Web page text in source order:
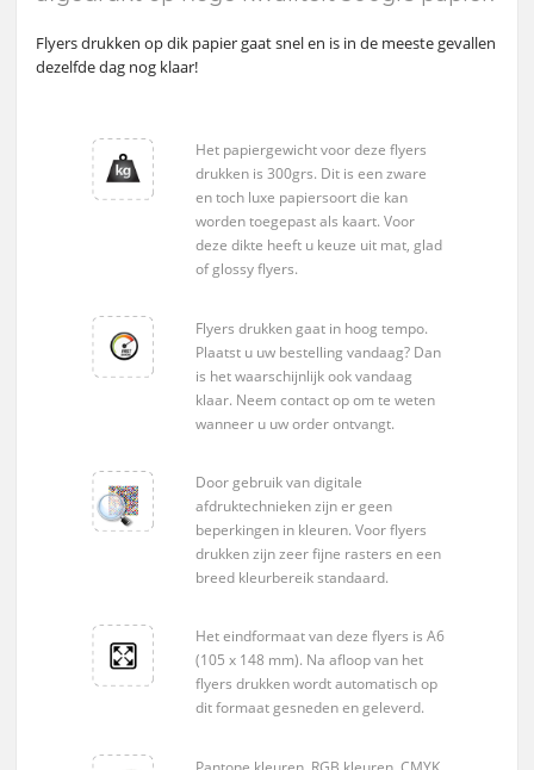
Flyers drukken op dik papier gaat snel en is in de meeste gevallen
dezelfde dag nog klaar!
Het papiergewicht voor deze flyers
drukken is 300grs. Dit is een zware
en toch luxe papiersoort die kan
worden toegepast als kaart. Voor
deze dikte heeft u keuze uit mat, glad
of glossy flyers.
Flyers drukken gaat in hoog tempo.
Plaatst u uw bestelling vandaag? Dan
is het waarschijnlijk ook vandaag
klaar. Neem contact op om te weten
wanneer u uw order ontvangt.
Door gebruik van digitale
afdruktechnieken zijn er geen
beperkingen in kleuren. Voor flyers
drukken zijn zeer fijne rasters en een
breed kleurbereik standaard.
Het eindformaat van deze flyers is A6
(105 x 148 mm). Na afloop van het
flyers drukken wordt automatisch op
dit formaat gesneden en geleverd.